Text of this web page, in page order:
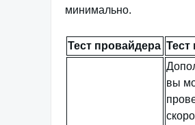
минимально.
Тест провайдера Тест
вы